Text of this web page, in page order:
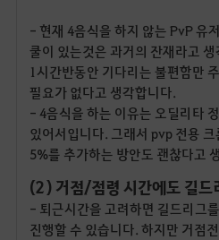
- 현재 4음식을 하지 않는 PvP 유
쿨이 있는것은 과거의 잔재라고
1시간반동안 기다리는 불편함만
필요가 없다고 생각합니다.
- 4음식을 하는 이유는 오딜리타
있어서입니다. 그래서 pvp 전용
5%를 추가하는 방안도 괜찮다고
(2) 거점/점령 시간에도 길드
- 퇴근시간을 고려하면 길드리그
진행할 수 있습니다. 하지만 거점